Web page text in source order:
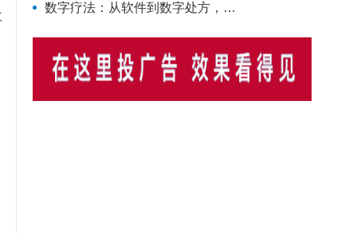
数字疗法：从软件到数字处方，慢病管理正在被重新定义